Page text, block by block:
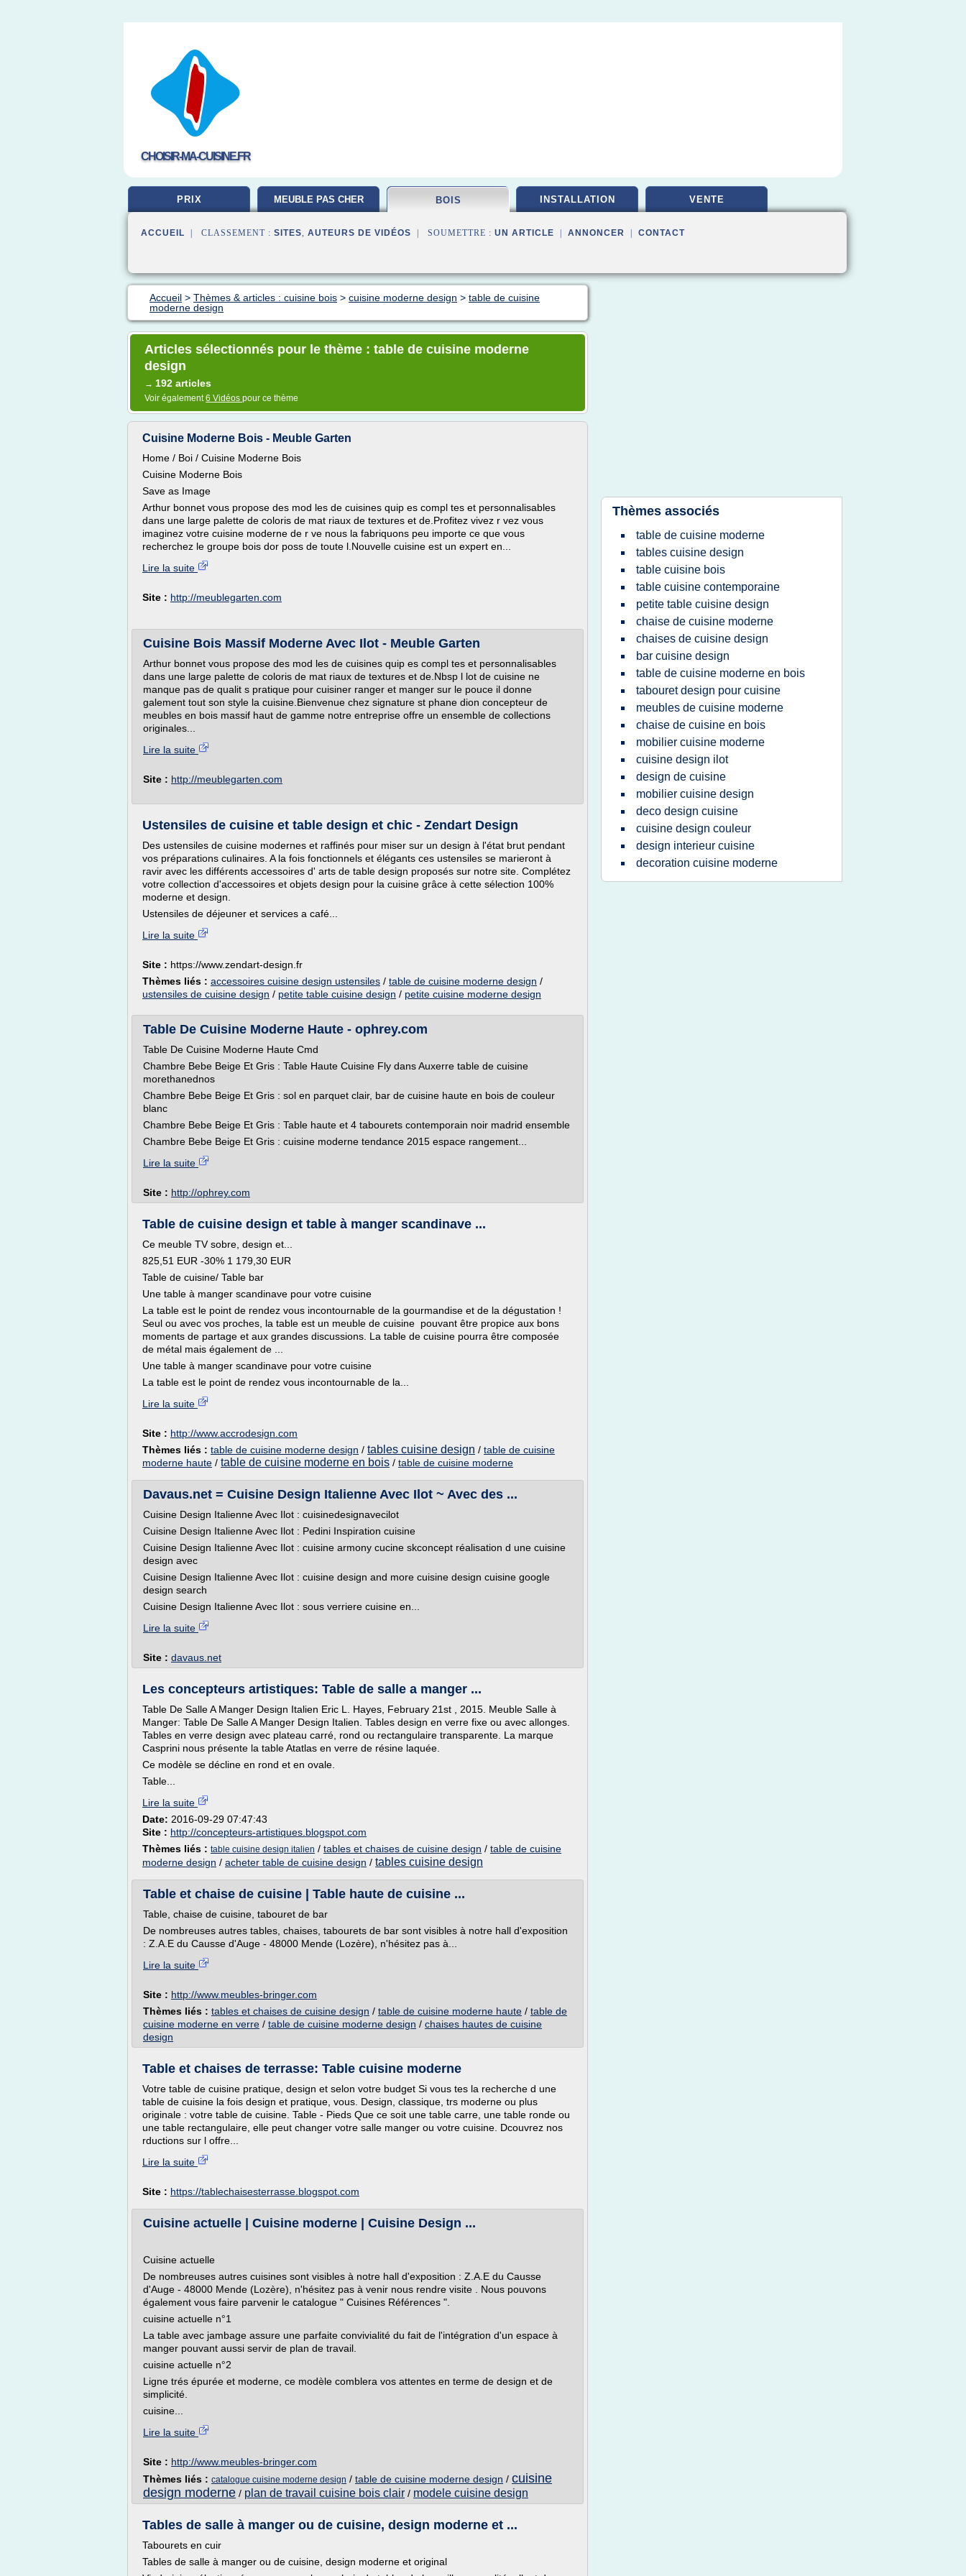
CHOISIR-MA-CUISINE.FR
PRIX MEUBLE PAS CHER BOIS INSTALLATION VENTE
ACCUEIL | CLASSEMENT : SITES, AUTEURS DE VIDÉOS | SOUMETTRE : UN ARTICLE ANNONCER CONTACT
Accueil > Thèmes & articles : cuisine bois > cuisine moderne design > table de cuisine
moderne design
Articles sélectionnés pour le thème : table de cuisine moderne
design
→ 192 articles
Voir également6 Vidéos pour ce thème
Cuisine Moderne Bois - Meuble Garten
Home / Boi / Cuisine Moderne Bois
Cuisine Moderne Bois
Save as Image
Arthur bonnet vous propose des mod les de cuisines quip es compl tes et personnalisables
dans une large palette de coloris de mat riaux de textures et de.Profitez vivez r vez vous
imaginez votre cuisine moderne de r ve nous la fabriquons peu importe ce que vous
recherchez le groupe bois dor poss de toute l.Nouvelle cuisine est un expert en...
Lire la suite
Site : http://meublegarten.com
Cuisine Bois Massif Moderne Avec Ilot - Meuble Garten
Arthur bonnet vous propose des mod les de cuisines quip es compl tes et personnalisables
dans une large palette de coloris de mat riaux de textures et de.Nbsp l lot de cuisine ne
manque pas de qualit s pratique pour cuisiner ranger et manger sur le pouce il donne
galement tout son style la cuisine.Bienvenue chez signature st phane dion concepteur de
meubles en bois massif haut de gamme notre entreprise offre un ensemble de collections
originales...
Lire la suite
Site : http://meublegarten.com
Ustensiles de cuisine et table design et chic - Zendart Design
Des ustensiles de cuisine modernes et raffinés pour miser sur un design à l'état brut pendant
vos préparations culinaires. A la fois fonctionnels et élégants ces ustensiles se marieront à
ravir avec les différents accessoires d' arts de table design proposés sur notre site. Complétez
votre collection d'accessoires et objets design pour la cuisine grâce à cette sélection 100%
moderne et design.
Ustensiles de déjeuner et services a café...
Lire la suite
Site : https://www.zendart-design.fr
Thèmes liés : accessoires cuisine design ustensiles / table de cuisine moderne design /
ustensiles de cuisine design / petite table cuisine design / petite cuisine moderne design
Table De Cuisine Moderne Haute - ophrey.com
Table De Cuisine Moderne Haute Cmd
Chambre Bebe Beige Et Gris : Table Haute Cuisine Fly dans Auxerre table de cuisine
morethanednos
Chambre Bebe Beige Et Gris : sol en parquet clair, bar de cuisine haute en bois de couleur
blanc
Chambre Bebe Beige Et Gris : Table haute et 4 tabourets contemporain noir madrid ensemble
Chambre Bebe Beige Et Gris : cuisine moderne tendance 2015 espace rangement...
Lire la suite
Site : http://ophrey.com
Table de cuisine design et table à manger scandinave ...
Ce meuble TV sobre, design et...
825,51 EUR -30% 1 179,30 EUR
Table de cuisine/ Table bar
Une table à manger scandinave pour votre cuisine
La table est le point de rendez vous incontournable de la gourmandise et de la dégustation !
Seul ou avec vos proches, la table est un meuble de cuisine pouvant être propice aux bons
moments de partage et aux grandes discussions. La table de cuisine pourra être composée
de métal mais également de ...
Une table à manger scandinave pour votre cuisine
La table est le point de rendez vous incontournable de la...
Lire la suite
Site : http://www.accrodesign.com
Thèmes liés : table de cuisine moderne design / tables cuisine design / table de cuisine
moderne haute / table de cuisine moderne en bois / table de cuisine moderne
Davaus.net = Cuisine Design Italienne Avec Ilot ~ Avec des ...
Cuisine Design Italienne Avec Ilot : cuisinedesignavecilot
Cuisine Design Italienne Avec Ilot : Pedini Inspiration cuisine
Cuisine Design Italienne Avec Ilot : cuisine armony cucine skconcept réalisation d une cuisine
design avec
Cuisine Design Italienne Avec Ilot : cuisine design and more cuisine design cuisine google
design search
Cuisine Design Italienne Avec Ilot : sous verriere cuisine en...
Lire la suite
Site : davaus.net
Les concepteurs artistiques: Table de salle a manger ...
Table De Salle A Manger Design Italien Eric L. Hayes, February 21st , 2015. Meuble Salle à
Manger: Table De Salle A Manger Design Italien. Tables design en verre fixe ou avec allonges.
Tables en verre design avec plateau carré, rond ou rectangulaire transparente. La marque
Casprini nous présente la table Atatlas en verre de résine laquée.
Ce modèle se décline en rond et en ovale.
Table...
Lire la suite
Date: 2016-09-29 07:47:43
Site : http://concepteurs-artistiques.blogspot.com
Thèmes liés : table cuisine design italien / tables et chaises de cuisine design / table de cuisine
moderne design / acheter table de cuisine design / tables cuisine design
Table et chaise de cuisine | Table haute de cuisine ...
Table, chaise de cuisine, tabouret de bar
De nombreuses autres tables, chaises, tabourets de bar sont visibles à notre hall d'exposition
: Z.A.E du Causse d'Auge - 48000 Mende (Lozère), n'hésitez pas à...
Lire la suite
Site : http://www.meubles-bringer.com
Thèmes liés : tables et chaises de cuisine design / table de cuisine moderne haute / table de
cuisine moderne en verre / table de cuisine moderne design / chaises hautes de cuisine
design
Table et chaises de terrasse: Table cuisine moderne
Votre table de cuisine pratique, design et selon votre budget Si vous tes la recherche d une
table de cuisine la fois design et pratique, vous. Design, classique, trs moderne ou plus
originale : votre table de cuisine. Table - Pieds Que ce soit une table carre, une table ronde ou
une table rectangulaire, elle peut changer votre salle manger ou votre cuisine. Dcouvrez nos
rductions sur l offre...
Lire la suite
Site : https://tablechaisesterrasse.blogspot.com
Cuisine actuelle | Cuisine moderne | Cuisine Design ...
Cuisine actuelle
De nombreuses autres cuisines sont visibles à notre hall d'exposition : Z.A.E du Causse
d'Auge - 48000 Mende (Lozère), n'hésitez pas à venir nous rendre visite . Nous pouvons
également vous faire parvenir le catalogue " Cuisines Références ".
cuisine actuelle n°1
La table avec jambage assure une parfaite convivialité du fait de l'intégration d'un espace à
manger pouvant aussi servir de plan de travail.
cuisine actuelle n°2
Ligne trés épurée et moderne, ce modèle comblera vos attentes en terme de design et de
simplicité.
cuisine...
Lire la suite
Site : http://www.meubles-bringer.com
Thèmes liés : catalogue cuisine moderne design / table de cuisine moderne design / cuisine
design moderne / plan de travail cuisine bois clair / modele cuisine design
Tables de salle à manger ou de cuisine, design moderne et ...
Tabourets en cuir
Tables de salle à manger ou de cuisine, design moderne et original
Thèmes associés
table de cuisine moderne
tables cuisine design
table cuisine bois
table cuisine contemporaine
petite table cuisine design
chaise de cuisine moderne
chaises de cuisine design
bar cuisine design
table de cuisine moderne en bois
tabouret design pour cuisine
meubles de cuisine moderne
chaise de cuisine en bois
mobilier cuisine moderne
cuisine design ilot
design de cuisine
mobilier cuisine design
deco design cuisine
cuisine design couleur
design interieur cuisine
decoration cuisine moderne